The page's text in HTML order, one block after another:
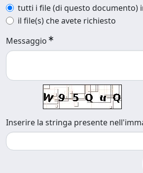
tutti i file (di questo documento)
il file(s) che avete richiesto
Messaggio
Inserire la stringa presente